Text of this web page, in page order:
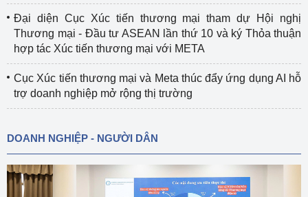
Đại diện Cục Xúc tiến thương mại tham dự Hội nghị
Thương mại - Đầu tư ASEAN lần thứ 10 và ký Thỏa thuận
hợp tác Xúc tiến thương mại với META
Cục Xúc tiến thương mại và Meta thúc đẩy ứng dụng AI hỗ
trợ doanh nghiệp mở rộng thị trường
DOANH NGHIỆP - NGƯỜI DÂN